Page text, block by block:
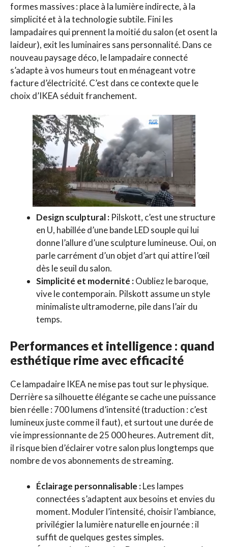
formes massives : place à la lumière indirecte, à la
simplicité et à la technologie subtile. Fini les
lampadaires qui prennent la moitié du salon (et osent la
laideur), exit les luminaires sans personnalité. Dans ce
nouveau paysage déco, le lampadaire connecté
s’adapte à vos humeurs tout en ménageant votre
facture d’électricité. C’est dans ce contexte que le
choix d’IKEA séduit franchement.
Design sculptural : Pilskott, c’est une structure
en U, habillée d’une bande LED souple qui lui
donne l’allure d’une sculpture lumineuse. Oui, on
parle carrément d’un objet d’art qui attire l’œil
dès le seuil du salon.
Simplicité et modernité :Oubliez le baroque,
vive le contemporain. Pilskott assume un style
minimaliste ultramoderne, pile dans l’air du
temps.
Performances et intelligence : quand
esthétique rime avec efficacité
Ce lampadaire IKEA ne mise pas tout sur le physique.
Derrière sa silhouette élégante se cache une puissance
bien réelle : 700 lumens d’intensité (traduction : c’est
lumineux juste comme il faut), et surtout une durée de
vie impressionnante de 25 000 heures. Autrement dit,
il risque bien d’éclairer votre salon plus longtemps que
nombre de vos abonnements de streaming.
Éclairage personnalisable :Les lampes
connectées s’adaptent aux besoins et envies du
moment. Moduler l’intensité, choisir l’ambiance,
privilégier la lumière naturelle en journée : il
suffit de quelques gestes simples.